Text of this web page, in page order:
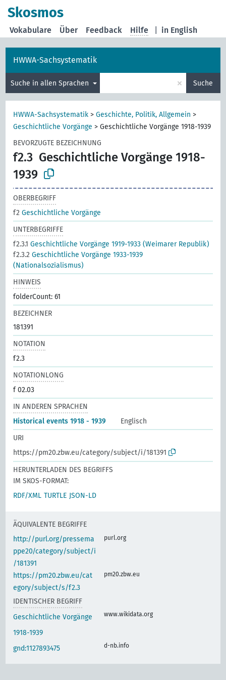
Skosmos
in English
Vokabulare Über Feedback Hilfe
HWWA-Sachsystematik
Suche in allen Sprachen × Suche
HWWA-Sachsystematik >Geschichte, Politik, Allgemein >
Geschichtliche Vorgänge >Geschichtliche Vorgänge 1918-1939
BEVORZUGTE BEZEICHNUNG
f2.3 Geschichtliche Vorgänge 1918-
1939
OBERBEGRIFF
f2Geschichtliche Vorgänge
UNTERBEGRIFFE
f2.3.1Geschichtliche Vorgänge 1919-1933 (Weimarer Republik)
f2.3.2Geschichtliche Vorgänge 1933-1939
(Nationalsozialismus)
HINWEIS
folderCount: 61
BEZEICHNER
181391
NOTATION
f2.3
NOTATIONLONG
f 02.03
IN ANDEREN SPRACHEN
Historical events 1918 - 1939
Englisch
URI
https://pm20.zbw.eu/category/subject/i/181391
HERUNTERLADEN DES BEGRIFFS
IM SKOS-FORMAT:
RDF/XML TURTLE JSON-LD
ÄQUIVALENTE BEGRIFFE
http://purl.org/pressema
ppe20/category/subject/i
/181391
purl.org
https://pm20.zbw.eu/cat
egory/subject/s/f2.3
pm20.zbw.eu
IDENTISCHER BEGRIFF
Geschichtliche Vorgänge
1918-1939
www.wikidata.org
gnd:1127893475 d-nb.info